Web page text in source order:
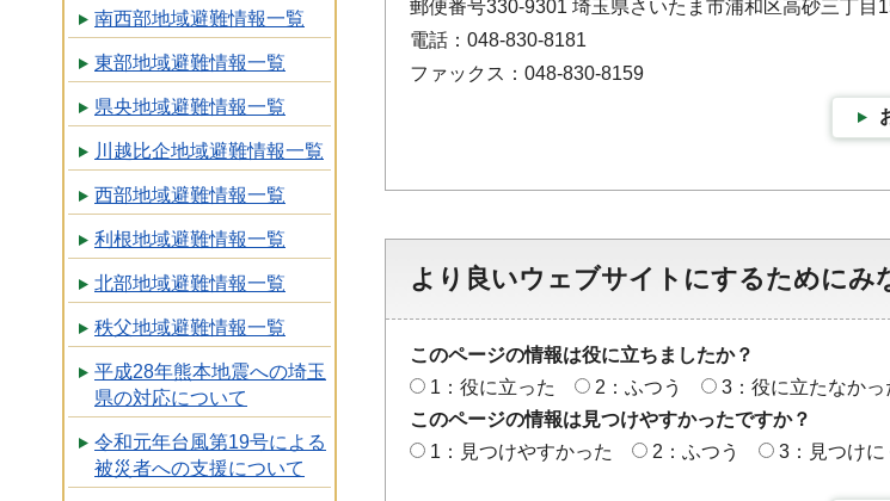
南西部地域避難情報一覧
東部地域避難情報一覧
県央地域避難情報一覧
川越比企地域避難情報一覧
西部地域避難情報一覧
利根地域避難情報一覧
北部地域避難情報一覧
秩父地域避難情報一覧
平成28年熊本地震への埼玉
県の対応について
令和元年台風第19号による
被災者への支援について
郵便番号330-9301 埼玉県さいたま市浦和区高砂三丁目
電話：048-830-8181
ファックス：048-830-8159
より良いウェブサイトにするために
このページの情報は役に立ちましたか？
1：役に立った
2：ふつう
3：役に立たなかっ
このページの情報は見つけやすかったですか？
1：見つけやすかった
2：ふつう 3：見つけに